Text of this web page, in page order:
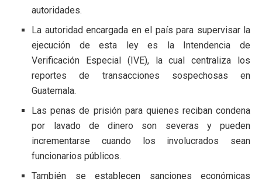
autoridades.
La autoridad encargada en el país para supervisar la
ejecución de esta ley es la Intendencia de
Verificación Especial (IVE), la cual centraliza los
reportes de transacciones sospechosas en
Guatemala.
Las penas de prisión para quienes reciban condena
por lavado de dinero son severas y pueden
incrementarse cuando los involucrados sean
funcionarios públicos.
También se establecen sanciones económicas